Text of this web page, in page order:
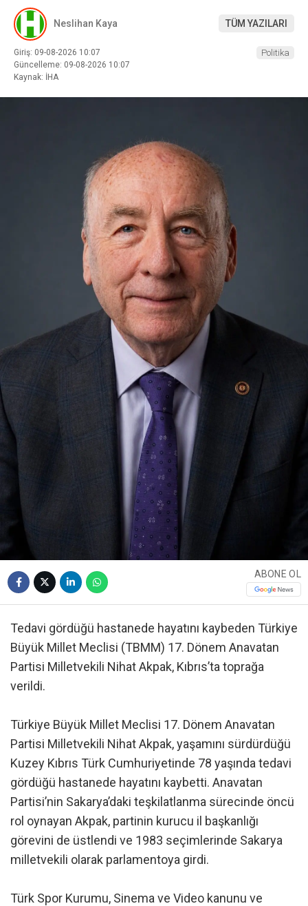
Neslihan Kaya TÜM YAZILARI
Giriş: 09-08-2026 10:07
Güncelleme: 09-08-2026 10:07
Kaynak: İHA
Politika
ABONE OL
Tedavi gördüğü hastanede hayatını kaybeden Türkiye
Büyük Millet Meclisi (TBMM) 17. Dönem Anavatan
Partisi Milletvekili Nihat Akpak, Kıbrıs’ta toprağa
verildi.
Türkiye Büyük Millet Meclisi 17. Dönem Anavatan
Partisi Milletvekili Nihat Akpak, yaşamını sürdürdüğü
Kuzey Kıbrıs Türk Cumhuriyetinde 78 yaşında tedavi
gördüğü hastanede hayatını kaybetti. Anavatan
Partisi’nin Sakarya’daki teşkilatlanma sürecinde öncü
rol oynayan Akpak, partinin kurucu il başkanlığı
görevini de üstlendi ve 1983 seçimlerinde Sakarya
milletvekili olarak parlamentoya girdi.
Türk Spor Kurumu, Sinema ve Video kanunu ve